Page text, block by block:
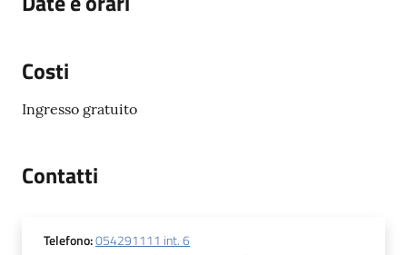
Costi
Ingresso gratuito
Contatti
Telefono:054291111 int. 6